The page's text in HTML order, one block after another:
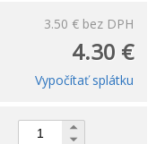
3.50 € bez DPH
4.30 €
Vypočítať splátku